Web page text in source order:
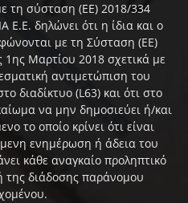
τη σύσταση (ΕΕ) 2018/334
δηλώνει ότι η ίδια και ο
με τη Σύσταση (ΕΕ)
Μαρτίου 2018 σχετικά με
αντιμετώπιση του
διαδίκτυο (L63) και ότι στο
να μην δημοσιεύει ή/και
το οποίο κρίνει ότι είναι
ενημέρωση ή άδεια του
κάθε αναγκαίο προληπτικό
της διάδοσης παράνομου